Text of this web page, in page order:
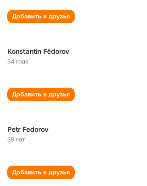
Добавить в друзья
Konstantin Fëdorov
34 года
Добавить в друзья
Petr Fedorov
39 лет
Добавить в друзья